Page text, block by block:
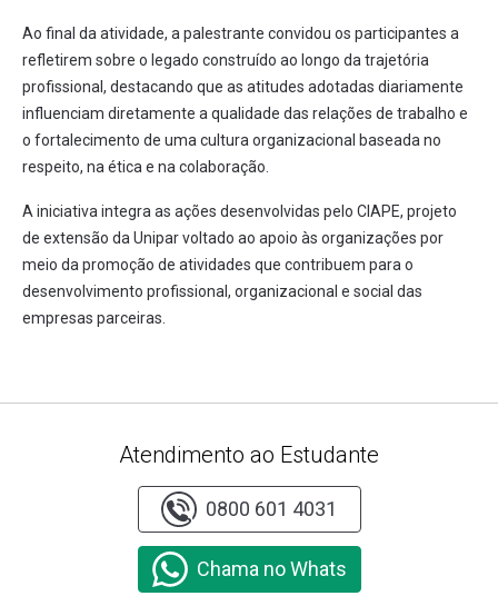
Ao final da atividade, a palestrante convidou os participantes a
refletirem sobre o legado construído ao longo da trajetória
profissional, destacando que as atitudes adotadas diariamente
influenciam diretamente a qualidade das relações de trabalho e
o fortalecimento de uma cultura organizacional baseada no
respeito, na ética e na colaboração.
A iniciativa integra as ações desenvolvidas pelo CIAPE, projeto
de extensão da Unipar voltado ao apoio às organizações por
meio da promoção de atividades que contribuem para o
desenvolvimento profissional, organizacional e social das
empresas parceiras.
Atendimento ao Estudante
0800 601 4031
Chama no Whats